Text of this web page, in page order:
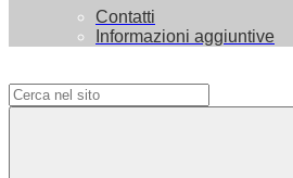
Contatti
Informazioni aggiuntive